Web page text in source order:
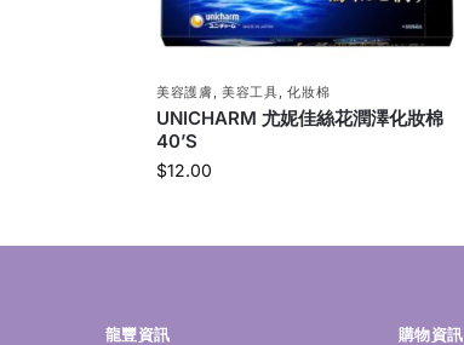
美容護膚,美容工具,化妝棉
UNICHARM 尤妮佳絲花潤澤化妝棉
40’S
$12.00
龍豐資訊 購物資訊